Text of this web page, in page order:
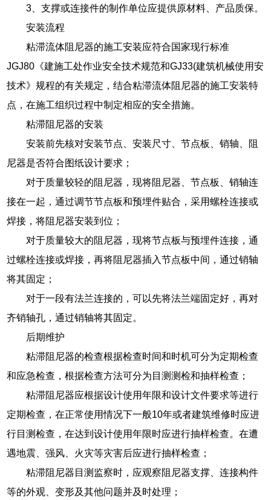
3、支撑或连接件的制作单位应提供原材料、产品质保。
安装流程
粘滞流体阻尼器的施工安装应符合国家现行标准
JGJ80《建施工处作业安全技术规范和GJ33(建筑机械使用安
技术》规程的有关规定，结合粘滞流体阻尼器的施工安装特
点，在施工组织过程中制定相应的安全措施。
粘滞阻尼器的安装
安装前先核对安装节点、安装尺寸、节点板、销轴、阻
尼器是否符合图纸设计要求；
对于质量较轻的阻尼器，现将阻尼器、节点板、销轴连
接在一起，通过调节节点板和预埋件贴合，采用螺栓连接或
焊接，将阻尼器安装到位；
对于质量较大的阻尼器，现将节点板与预埋件连接，通
过螺栓连接或焊接，再将阻尼器插入节点板中间，通过销轴
将其固定；
对于一段有法兰连接的，可以先将法兰端固定好，再对
齐销轴孔，通过销轴将其固定。
后期维护
粘滞阻尼器的检查根据检查时间和时机可分为定期检查
和应急检查，根据检查方法可分为目测测检和抽样检查；
粘滞阻尼器应根据设计使用年限和设计文件要求等进行
定期检查，在正常使用情况下一般10年或者建筑维修时应进
行目测检查，在达到设计使用年限时应进行抽样检查。在遭
遇地震、强风、火灾等灾害后应进行抽样检查；
粘滞阻尼器目测监察时，应观察阻尼器支撑、连接构件
等的外观、变形及其他问题并及时处理；